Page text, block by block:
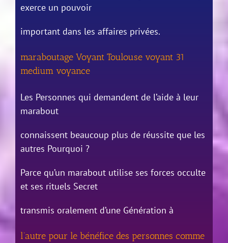
exerce un pouvoir
important dans les affaires privées.
maraboutage Voyant Toulouse voyant 31
medium voyance
Les Personnes qui demandent de l’aide à leur
marabout
connaissent beaucoup plus de réussite que les
autres Pourquoi ?
Parce qu’un marabout utilise ses forces occulte
et ses rituels Secret
transmis oralement d’une Génération à
l’autre pour le bénéfice des personnes comme